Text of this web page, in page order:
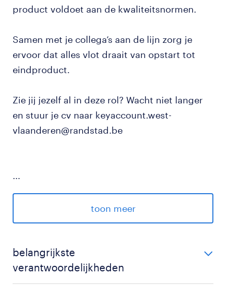
product voldoet aan de kwaliteitsnormen.
Samen met je collega’s aan de lijn zorg je
ervoor dat alles vlot draait van opstart tot
eindproduct.
Zie jij jezelf al in deze rol? Wacht niet langer
en stuur je cv naar keyaccount.west-
vlaanderen@randstad.be
...
Randstad Belgium VG. 458/BUOSAP
toon meer
belangrijkste
verantwoordelijkheden